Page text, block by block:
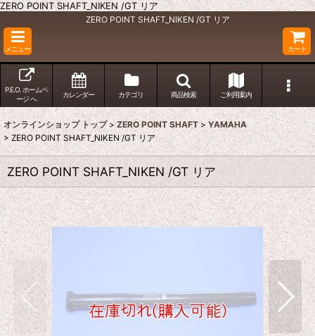
ZERO POINT SHAFT_NIKEN /GT リア
ZERO POINT SHAFT_NIKEN /GT リア
メニュー カート
P.E.O. ホームペ
ージ へ
カレンダー カテゴリ 商品検索 ご利用案内
オンラインショップ トップ > ZERO POINT SHAFT > YAMAHA
> ZERO POINT SHAFT_NIKEN /GT リア
ZERO POINT SHAFT_NIKEN /GT リア